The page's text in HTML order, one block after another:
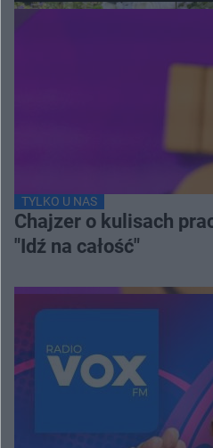
TYLKO U NAS
Chajzer o kulisach
"Idź na całość"